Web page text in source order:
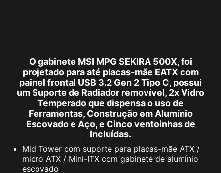
O gabinete MSI MPG SEKIRA 500X, foi
projetado para até placas-mãe EATX com
painel frontal USB 3.2 Gen 2 Tipo C, possui
um Suporte de Radiador removível, 2x Vidro
Temperado que dispensa o uso de
Ferramentas, Construção em Alumínio
Escovado e Aço, e Cinco ventoinhas de
Incluídas.
Mid Tower com suporte para placas-mãe ATX /
micro ATX / Mini-ITX com gabinete de alumínio
escovado